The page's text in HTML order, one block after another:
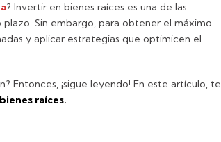
? Invertir en bienes raíces es una de las
Sin embargo, para obtener el máximo
y aplicar estrategias que optimicen el
Entonces, ¡sigue leyendo! En este artículo, te
raíces.